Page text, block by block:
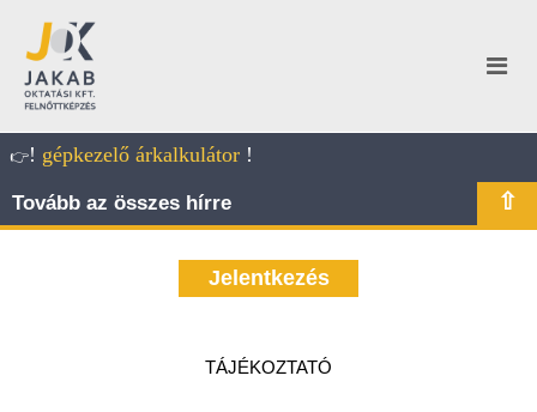
👉! gépkezelő árkalkulátor !
Tovább az összes hírre ⇧
Jelentkezés
TÁJÉKOZTATÓ